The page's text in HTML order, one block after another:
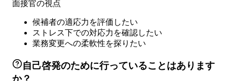
面接官の視点
候補者の適応力を評価したい
ストレス下での対応力を確認したい
業務変更への柔軟性を探りたい
自己啓発のために行っていることはあります
か？